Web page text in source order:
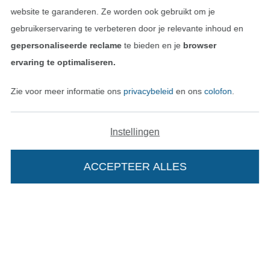
Deutsch
Nederlands
Wissel naar de
website te garanderen. Ze worden ook gebruikt om je
gebruikerservaring te verbeteren door je relevante inhoud en
gepersonaliseerde reclamete bieden en je browser
ervaring te optimaliseren.
Zie voor meer informatie ons privacybeleid en ons colofon
Instellingen
ACCEPTEER ALLES